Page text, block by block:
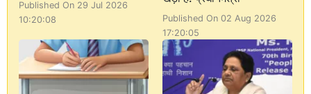
Published On 29 Jul 2026
10:20:08
Published On 02 Aug 2026
17:20:05